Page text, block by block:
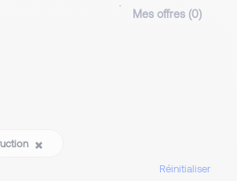
Mes offres (0)
Réinitialiser